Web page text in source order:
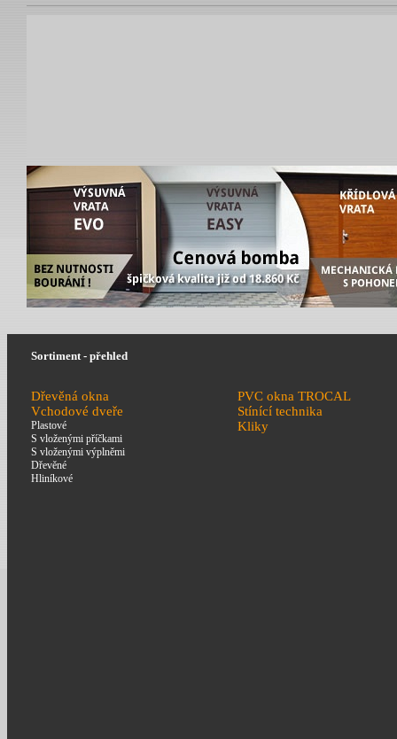
Sortiment - přehled
Dřevěná okna
PVC okna TROCAL
Vchodové dveře
Plastové
S vloženými příčkami
S vloženými výplněmi
Dřevěné
Hliníkové
Stínící technika
Kliky